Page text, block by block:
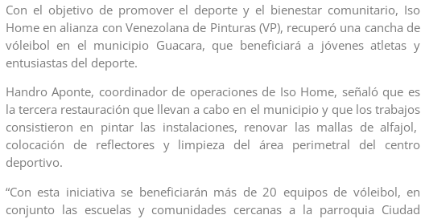
Con el objetivo de promover el deporte y el bienestar comunitario, Iso
Home en alianza con Venezolana de Pinturas (VP), recuperó una cancha de
vóleibol en el municipio Guacara, que beneficiará a jóvenes atletas y
entusiastas del deporte.
Handro Aponte, coordinador de operaciones de Iso Home, señaló que es
la tercera restauración que llevan a cabo en el municipio y que los trabajos
consistieron en pintar las instalaciones, renovar las mallas de alfajol,
colocación de reflectores y limpieza del área perimetral del centro
deportivo.
“Con esta iniciativa se beneficiarán más de 20 equipos de vóleibol, en
conjunto las escuelas y comunidades cercanas a la parroquia Ciudad